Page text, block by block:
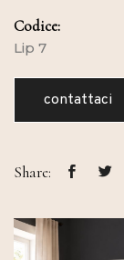
Codice:
Lip 7
contattaci
Share: